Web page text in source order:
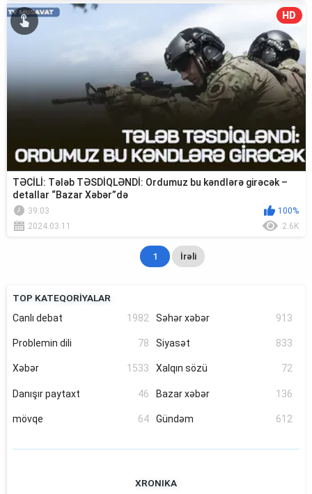
TOP KATEQORİYALAR
Canlı debat
1982 Səhər xəbər 913
Problemin dili 78 Siyasət 833
Xəbər 1533 Xalqın sözü 72
Danışır paytaxt 46 Bazar xəbər 136
mövqe 64 Gündəm 612
XRONIKA
HD
TƏCİLİ: Tələb TƏSDİQLƏNDİ: Ordumuz bu kəndlərə girəcək –
detallar “Bazar Xəbər”də
39:03
100%
2024.03.11
2.6K
1 İrəli